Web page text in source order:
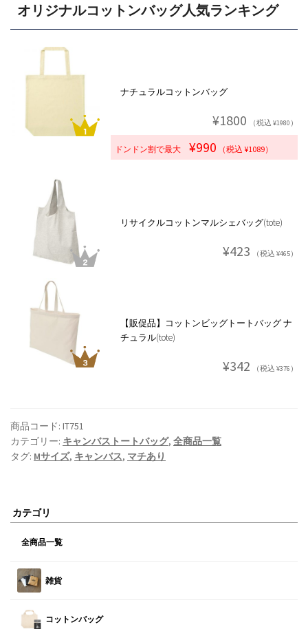
オリジナルコットンバッグ人気ランキング
ナチュラルコットンバッグ
¥1800 （税込 ¥1980）
ドンドン割で最大 ¥990 （税込 ¥1089）
リサイクルコットンマルシェバッグ(tote)
¥423 （税込 ¥465）
【販促品】コットンビッグトートバッグ ナ
チュラル(tote)
¥342 （税込 ¥376）
商品コード: IT751
カテゴリー: キャンバストートバッグ, 全商品一覧
タグ: Mサイズ, キャンバス, マチあり
カテゴリ
全商品一覧
雑貨
コットンバッグ